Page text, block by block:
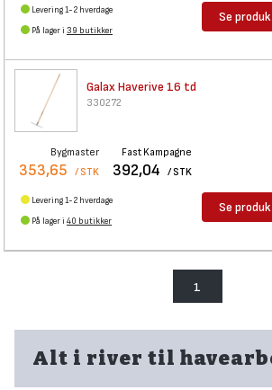
Levering 1-2 hverdage
På lager i 39 butikker
Se
Galax Haverive 16 td
330272
Bygmaster
353,65 / STK
Fast Kampagne
392,04 / STK
Levering 1-2 hverdage
På lager i 40 butikker
Se
1
Alt i river til